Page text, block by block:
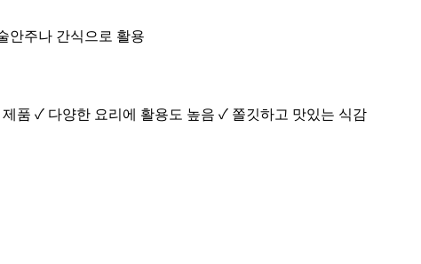
안주나 간식으로 활용
품 ✓ 다양한 요리에 활용도 높음 ✓ 쫄깃하고 맛있는 식감